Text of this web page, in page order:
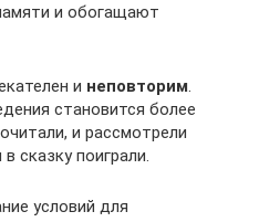
и обогащают
и неповторим.
становится более
и рассмотрели
сказку поиграли.
условий для